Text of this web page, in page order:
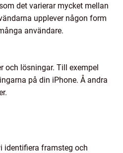
det varierar mycket mellan
upplever någon form
användare.
och lösningar. Till exempel
på din iPhone. Å andra
identifiera framsteg och